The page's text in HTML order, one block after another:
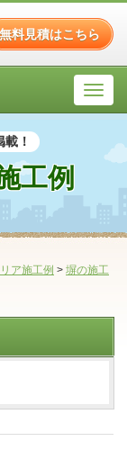
無料見積はこちら
！
工例
ア施工例 > 塀の施工